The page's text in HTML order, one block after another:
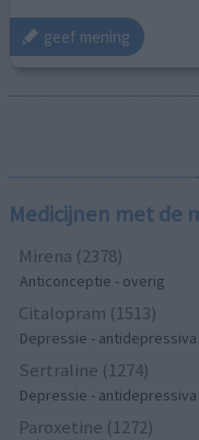
geef mening
Medicijnen met de
Mirena (2378)
Anticonceptie - overig
Citalopram (1513)
Depressie - antidepressiva
Sertraline (1274)
Depressie - antidepressiva
Paroxetine (1272)